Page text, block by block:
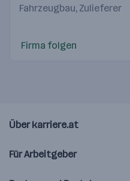
Fahrzeugbau, Zulieferer
Firma folgen
Über karriere.at
Für Arbeitgeber